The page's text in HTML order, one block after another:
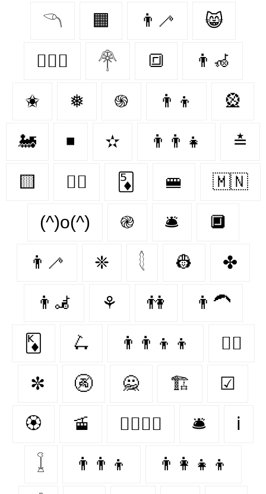
𓆹 🟧 👨‍🦯 😸
👩‍❤️‍👩 𓋇 🔳 👨‍🦽
✬ ❅ ֍ 👨‍👦 🎡
🚂 ◾ ✫ 👨‍👨‍👧 ≛
🟨 👩‍✈️ 🃅 🚝 🇲🇳
(^)o(^) ֎ 🛎 🔲
👨‍🦯‍ ❈ 𓇛 👷 ✤
👨‍🦼 ⚘ 👫 👨‍🦱
🃎 🛴 👨‍👨‍👦‍👦 👨‍✈️
✼ 🚱 🙅 🏗 ☑
🏵️ 🚡 👩‍❤️‍💋‍👨 🛎️ ℹ
𓆼 👨‍👨‍👦 👨‍👩‍👧‍👦